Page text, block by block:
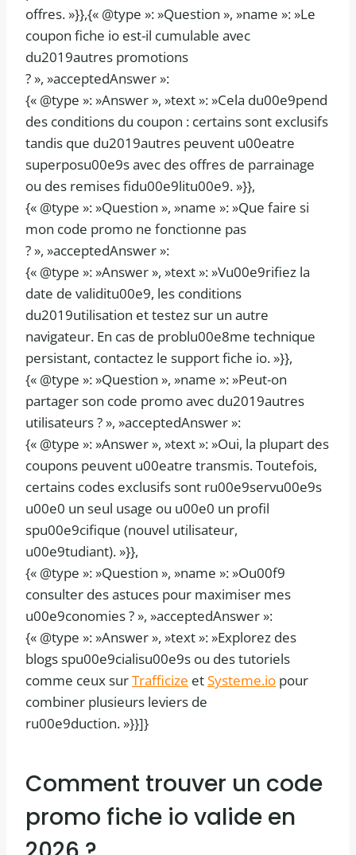
offres. »}},{« @type »: »Question », »name »: »Le
coupon fiche io est-il cumulable avec
du2019autres promotions
? », »acceptedAnswer »:
{« @type »: »Answer », »text »: »Cela du00e9pend
des conditions du coupon : certains sont exclusifs
tandis que du2019autres peuvent u00eatre
superposu00e9s avec des offres de parrainage
ou des remises fidu00e9litu00e9. »}},
{« @type »: »Question », »name »: »Que faire si
mon code promo ne fonctionne pas
? », »acceptedAnswer »:
{« @type »: »Answer », »text »: »Vu00e9rifiez la
date de validitu00e9, les conditions
du2019utilisation et testez sur un autre
navigateur. En cas de problu00e8me technique
persistant, contactez le support fiche io. »}},
{« @type »: »Question », »name »: »Peut-on
partager son code promo avec du2019autres
utilisateurs ? », »acceptedAnswer »:
{« @type »: »Answer », »text »: »Oui, la plupart des
coupons peuvent u00eatre transmis. Toutefois,
certains codes exclusifs sont ru00e9servu00e9s
u00e0 un seul usage ou u00e0 un profil
spu00e9cifique (nouvel utilisateur,
u00e9tudiant). »}},
{« @type »: »Question », »name »: »Ou00f9
consulter des astuces pour maximiser mes
u00e9conomies ? », »acceptedAnswer »:
{« @type »: »Answer », »text »: »Explorez des
blogs spu00e9cialisu00e9s ou des tutoriels
comme ceux surTrafficize etSysteme.io pour
combiner plusieurs leviers de
ru00e9duction. »}}]}
Comment trouver un code
promo fiche io valide en